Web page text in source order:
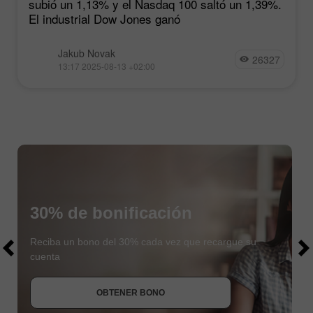
subió un 1,13% y el Nasdaq 100 saltó un 1,39%.
El industrial Dow Jones ganó
Jakub Novak
13:17 2025-08-13 +02:00 26327
$1000
UNIRSE AL CONCURSO
30% de bonificación
Reciba un bono del 30% cada vez que recargue su
cuenta
OBTENER BONO